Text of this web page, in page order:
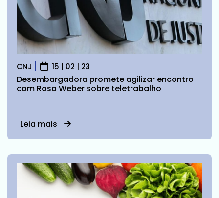
CNJ 15 | 02 | 23
Desembargadora promete agilizar encontro
com Rosa Weber sobre teletrabalho
Leia mais